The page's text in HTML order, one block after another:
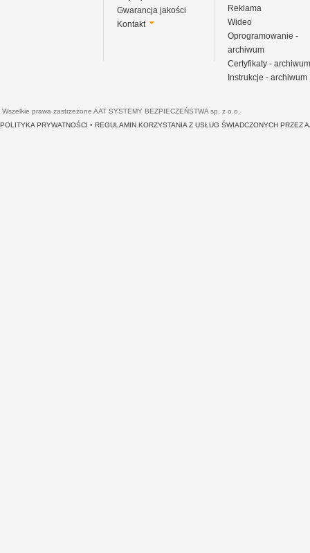
Gwarancja jakości
Kontakt
Reklama
Wideo
Oprogramowanie -
archiwum
Certyfikaty - archiwum
Instrukcje - archiwum
Wszelkie prawa zastrzeżone AAT SYSTEMY BEZPIECZEŃSTWA sp. z o.o.
POLITYKA PRYWATNOŚCI • REGULAMIN KORZYSTANIA Z USŁUG ŚWIADCZONYCH PRZEZ